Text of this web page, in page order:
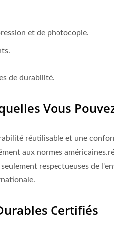
et de photocopie.
de durabilité.
Vous
réutilisable et une
aux normes
respectueuses de
Certifiés